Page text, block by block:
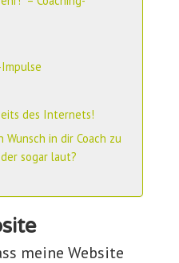
des Internets!
in dir Coach zu
sogar laut?
meine Website